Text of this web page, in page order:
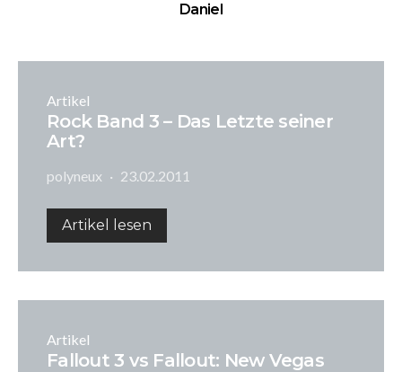
Daniel
Artikel
Rock Band 3 – Das Letzte seiner
Art?
polyneux 23.02.2011
Artikel lesen
Artikel
Fallout 3 vs Fallout: New Vegas